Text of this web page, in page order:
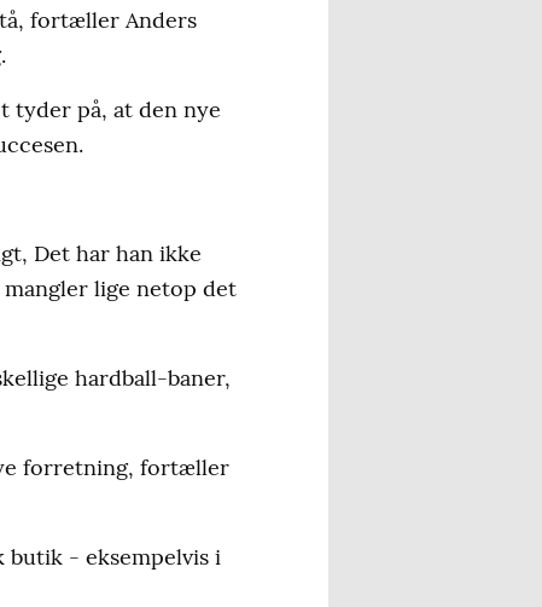
fortæller Anders
tyder på, at den nye
Det har han ikke
lige netop det
hardball-baner,
forretning, fortæller
butik - eksempelvis i